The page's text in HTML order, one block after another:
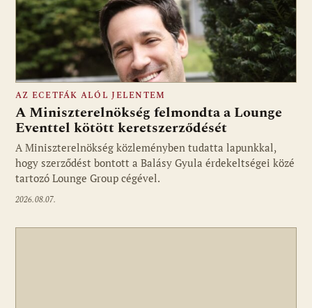
Fotó: media1.hu
AZ ECETFÁK ALÓL JELENTEM
A Miniszterelnökség felmondta a Lounge
Eventtel kötött keretszerződését
A Miniszterelnökség közleményben tudatta lapunkkal,
hogy szerződést bontott a Balásy Gyula érdekeltségei közé
tartozó Lounge Group cégével.
2026.08.07.